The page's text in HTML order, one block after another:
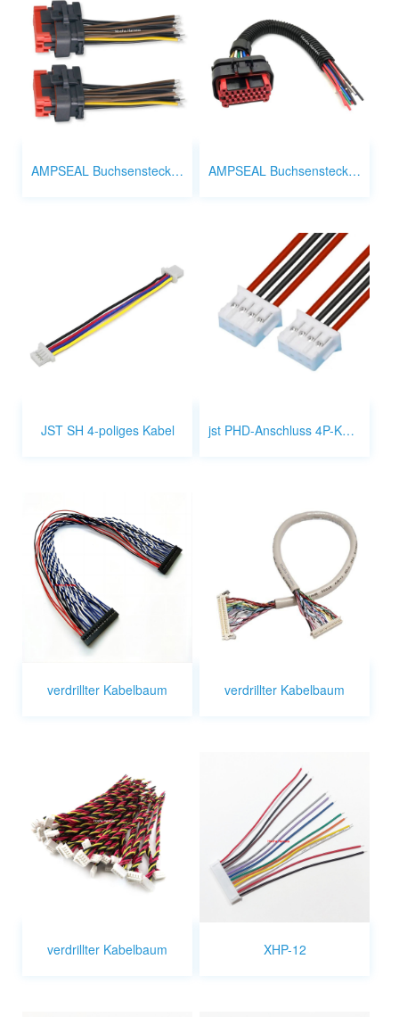
AMPSEAL Buchsenstecker 23pol AMPSEAL Buchsenstecker 35pol
JST SH 4-poliges Kabel jst PHD-Anschluss 4P-Kabel
verdrillter Kabelbaum verdrillter Kabelbaum
verdrillter Kabelbaum XHP-12